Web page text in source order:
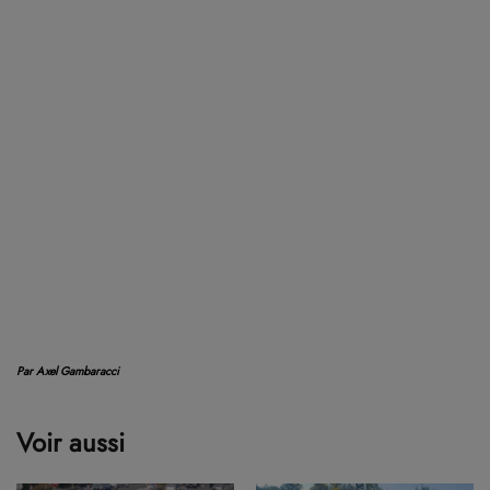
Par Axel Gambaracci
Voir aussi